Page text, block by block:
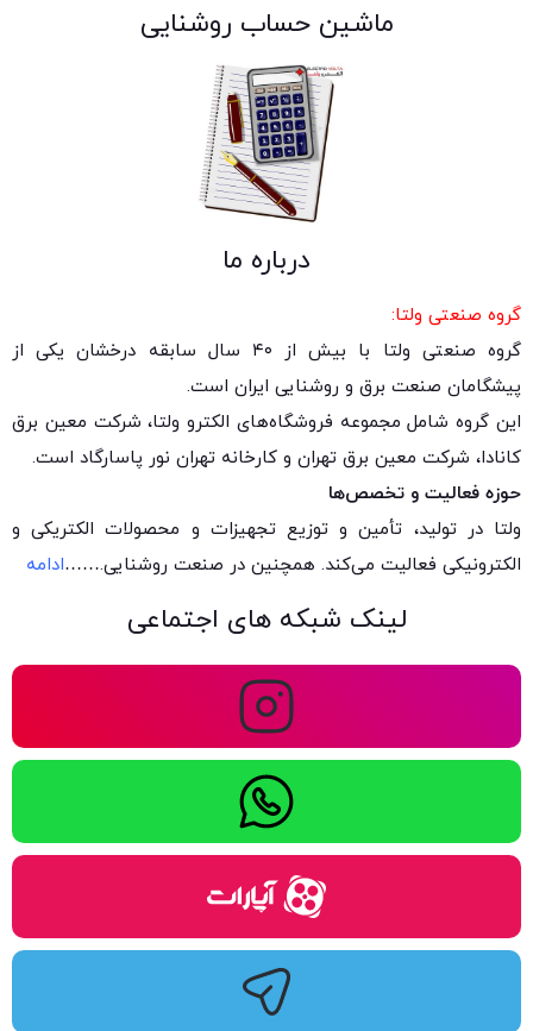
ماشین حساب روشنایی
درباره ما
گروه صنعتی ولتا:
گروه صنعتی ولتا با بیش از ۴۰ سال سابقه درخشان یکی از
پیشگامان صنعت برق و روشنایی ایران است.
این گروه شامل مجموعه فروشگاه‌های الکترو ولتا، شرکت معین برق
کانادا، شرکت معین برق تهران و کارخانه تهران نور پاسارگاد است.
حوزه فعالیت و تخصص‌ها
ولتا در تولید، تأمین و توزیع تجهیزات و محصولات الکتریکی و
الکترونیکی فعالیت می‌کند. همچنین در صنعت روشنایی.……ادامه
لینک شبکه های اجتماعی